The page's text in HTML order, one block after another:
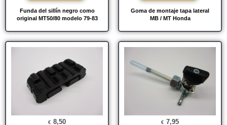
Funda del sillín negro como
original MT50/80 modelo 79-83
Goma de montaje tapa lateral
MB / MT Honda
€ 8,50 € 7,95